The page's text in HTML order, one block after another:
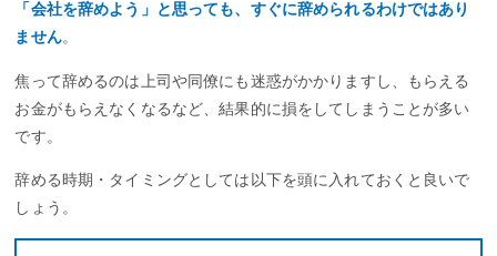
「会社を辞めよう」と思っても、すぐに辞められるわけではあり
ません。
焦って辞めるのは上司や同僚にも迷惑がかかりますし、もらえる
お金がもらえなくなるなど、結果的に損をしてしまうことが多い
です。
辞める時期・タイミングとしては以下を頭に入れておくと良いで
しょう。